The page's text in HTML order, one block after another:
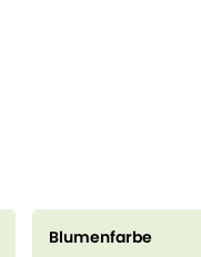
Blumenfarbe